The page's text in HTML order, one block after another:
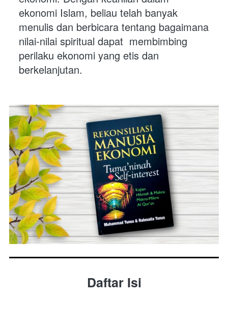
ekonomi Islam, beliau telah banyak
menulis dan berbicara tentang bagaimana
nilai-nilai spiritual dapat  membimbing
perilaku ekonomi yang etis dan
berkelanjutan.
Daftar Isi